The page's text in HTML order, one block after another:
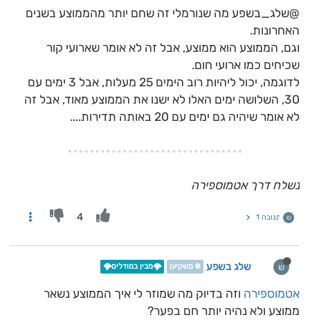
@שלג_בשפע מה שנורמלי זה שחם יותר מהממוצע בשנים
האחרונות.
וגם, הממוצע הוא ממוצע, אבל זה לא אומר שארועי קור
שכיחים כמו ארועי חום.
לדוגמה, יכול ליהיות רוב הימים 25 מעלות, אבל 3 ימים עם
30, השלושה ימים האלו לא ישנו את הממוצע מאוד, אבל זה
לא אומר שיהיה גם ימים עם 20 באותה תדירות....
נשלח דרך אטמוספירה
ש תגובה 1 4
ש שלג בשפע ❄️ משקיען 🌩️מבין במודלים🌩️
אטמוספירה וזה בדיוק מה שמוזר לי איך הממוצע נשאר
ממוצע ולא נהיה יותר חם בפער?